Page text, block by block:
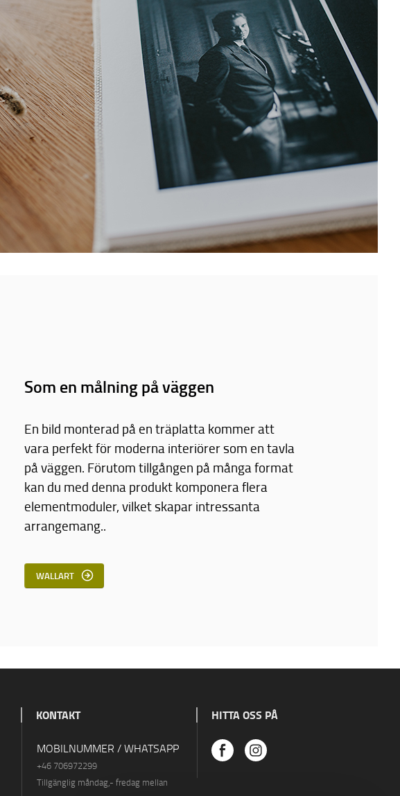
Som en målning på väggen
En bild monterad på en träplatta kommer att
vara perfekt för moderna interiörer som en tavla
på väggen. Förutom tillgången på många format
kan du med denna produkt komponera flera
elementmoduler, vilket skapar intressanta
arrangemang..
WALLART
KONTAKT
MOBILNUMMER / WHATSAPP
+46 706972299
Tillgänglig måndag,- fredag ​​mellan
HITTA OSS PÅ